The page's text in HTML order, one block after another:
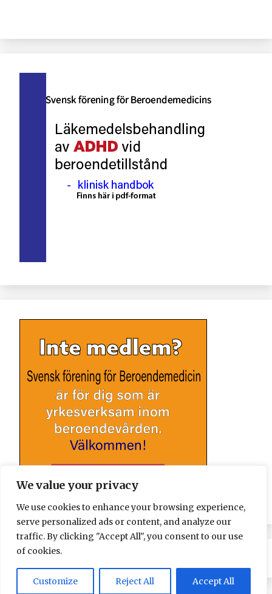
We value your privacy
We use cookies to enhance your browsing experience,
serve personalized ads or content, and analyze our
traffic. By clicking "Accept All", you consent to our use
of cookies.
Customize Reject All Accept All